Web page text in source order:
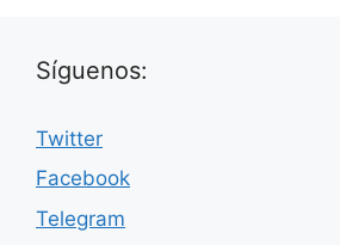
Síguenos:
Twitter
Facebook
Telegram